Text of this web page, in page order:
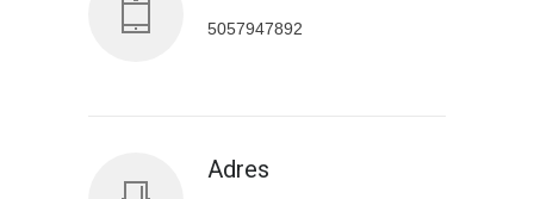
5057947892
Adres